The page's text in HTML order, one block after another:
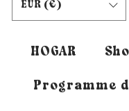
EUR (€)
HOGAR
Programme